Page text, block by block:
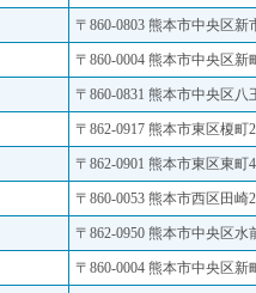
〒860-0803 熊本市中央区新
〒860-0004 熊本市中央区新
〒860-0831 熊本市中央区八
〒862-0917 熊本市東区榎町
〒862-0901 熊本市東区東町
〒860-0053 熊本市西区田崎
〒862-0950 熊本市中央区水
〒860-0004 熊本市中央区新